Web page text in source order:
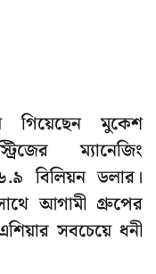
গিয়েছেন মুকেশ
ম্যানেজিং
বিলিয়ন ডলার।
আগামী গ্রুপের
সবচেয়ে ধনী